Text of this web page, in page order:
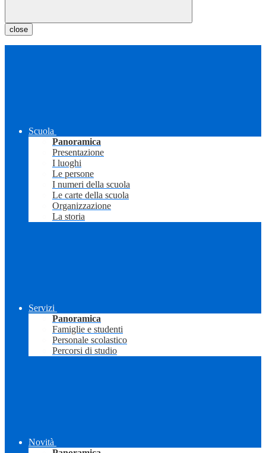
close
Scuola
Panoramica
Presentazione
I luoghi
Le persone
I numeri della scuola
Le carte della scuola
Organizzazione
La storia
Servizi
Panoramica
Famiglie e studenti
Personale scolastico
Percorsi di studio
Novità